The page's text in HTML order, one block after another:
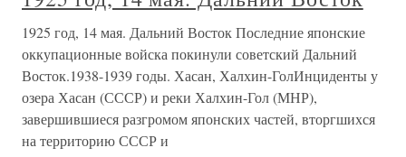
1925 год, 14 мая. Дальний Восток Последние японские
оккупационные войска покинули советский Дальний
Восток.1938-1939 годы. Хасан, Халхин-ГолИнциденты у
озера Хасан (СССР) и реки Халхин-Гол (МНР),
завершившиеся разгромом японских частей, вторгшихся
на территорию СССР и